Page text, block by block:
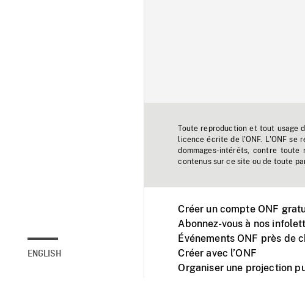
ENGLISH
Toute reproduction et tout usage
licence écrite de l'ONF. L'ONF se
dommages-intérêts, contre toute
contenus sur ce site ou de toute
Créer un compte ONF
Abonnez-vous à nos
Événements ONF près de
Créer avec l’ONF
Organiser une projection